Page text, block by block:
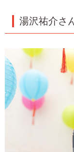
湯沢祐介さ